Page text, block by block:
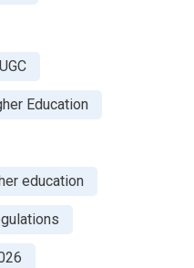
Education
education